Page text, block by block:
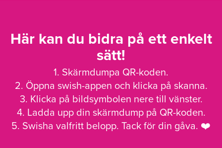
Här kan du bidra på ett enkelt
sätt!
1. Skärmdumpa QR-koden.
2. Öppna swish-appen och klicka på skanna.
3. Klicka på bildsymbolen nere till vänster.
4. Ladda upp din skärmdump på QR-koden.
5. Swisha valfritt belopp. Tack för din gåva. ❤️